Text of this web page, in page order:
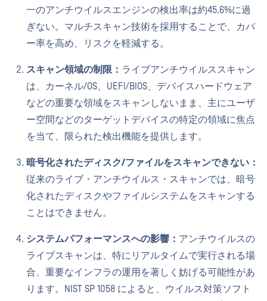
一のアンチウイルスエンジンの検出率は約45.6%に過
ぎない。マルチスキャン技術を採用することで、カバ
ー率を高め、リスクを軽減する。
スキャン領域の制限： ライブアンチウイルススキャン
は、カーネル/OS、UEFI/BIOS、デバイスハードウェア
などの重要な領域をスキャンしないまま、主にユーザ
ー空間などのターゲットデバイスの特定の領域に焦点
を当て、限られた検出機能を提供します。
暗号化されたディスク/ファイルをスキャンできない：
従来のライブ・アンチウイルス・スキャンでは、暗号
化されたディスクやファイルシステムをスキャンする
ことはできません。
システムパフォーマンスへの影響： アンチウイルスの
ライブスキャンは、特にリアルタイムで実行される場
合、重要なインフラの運用を著しく妨げる可能性があ
ります。NIST SP 1058 によると、ウイルス対策ソフト